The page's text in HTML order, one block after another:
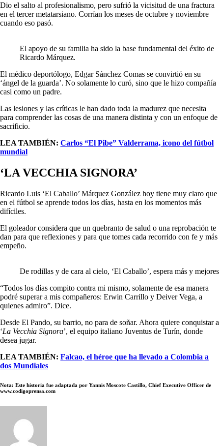
Dio el salto al profesionalismo, pero sufrió la vicisitud de una fractura
en el tercer metatarsiano. Corrían los meses de octubre y noviembre
cuando eso pasó.
El apoyo de su familia ha sido la base fundamental del éxito de
Ricardo Márquez.
El médico deportólogo, Edgar Sánchez Comas se convirtió en su
‘ángel de la guarda’. No solamente lo curó, sino que le hizo compañía
casi como un padre.
Las lesiones y las críticas le han dado toda la madurez que necesita
para comprender las cosas de una manera distinta y con un enfoque de
sacrificio.
LEA TAMBIÉN: Carlos “El Pibe” Valderrama, icono del fútbol
mundial
‘LA VECCHIA SIGNORA’
Ricardo Luis ‘El Caballo’ Márquez González hoy tiene muy claro que
en el fútbol se aprende todos los días, hasta en los momentos más
difíciles.
El goleador considera que un quebranto de salud o una reprobación te
dan para que reflexiones y para que tomes cada recorrido con fe y más
empeño.
De rodillas y de cara al cielo, ‘El Caballo’, espera más y mejores
“Todos los días compito contra mi mismo, solamente de esa manera
podré superar a mis compañeros: Erwin Carrillo y Deiver Vega, a
quienes admiro”. Dice.
Desde El Pando, su barrio, no para de soñar. Ahora quiere conquistar a
‘La Vecchia Signora’, el equipo italiano Juventus de Turín, donde
desea jugar.
LEA TAMBIÉN: Falcao, el héroe que ha llevado a Colombia a
dos Mundiales
Nota: Este historia fue adaptada por Yannis Moscote Castillo, Chief Executive Officer de
www.codigoprensa.com